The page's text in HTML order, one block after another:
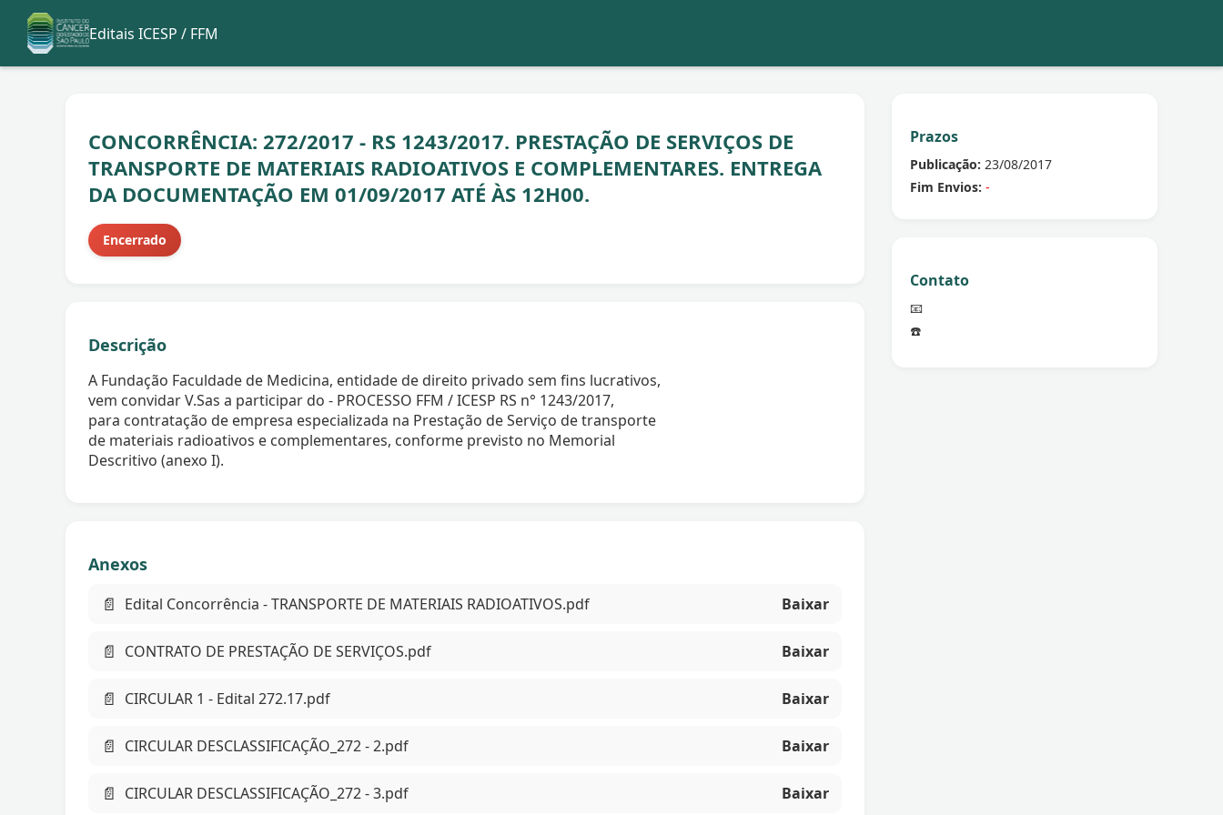
Editais ICESP / FFM
CONCORRÊNCIA: 272/2017 - RS 1243/2017. PRESTAÇÃO DE SERVIÇOS DE
TRANSPORTE DE MATERIAIS RADIOATIVOS E COMPLEMENTARES. ENTREGA
DA DOCUMENTAÇÃO EM 01/09/2017 ATÉ ÀS 12H00.
Encerrado
Descrição
A Fundação Faculdade de Medicina, entidade de direito privado sem fins lucrativos,
vem convidar V.Sas a participar do - PROCESSO FFM / ICESP RS n° 1243/2017,
para contratação de empresa especializada na Prestação de Serviço de transporte
de materiais radioativos e complementares, conforme previsto no Memorial
Descritivo (anexo I).
Anexos
📄 Edital Concorrência - TRANSPORTE DE MATERIAIS RADIOATIVOS.pdf Baixar
📄 CONTRATO DE PRESTAÇÃO DE SERVIÇOS.pdf Baixar
📄 CIRCULAR 1 - Edital 272.17.pdf Baixar
📄 CIRCULAR DESCLASSIFICAÇÃO_272 - 2.pdf Baixar
📄 CIRCULAR DESCLASSIFICAÇÃO_272 - 3.pdf Baixar
Prazos
Publicação: 23/08/2017
Fim Envios: -
Contato
📧
☎️